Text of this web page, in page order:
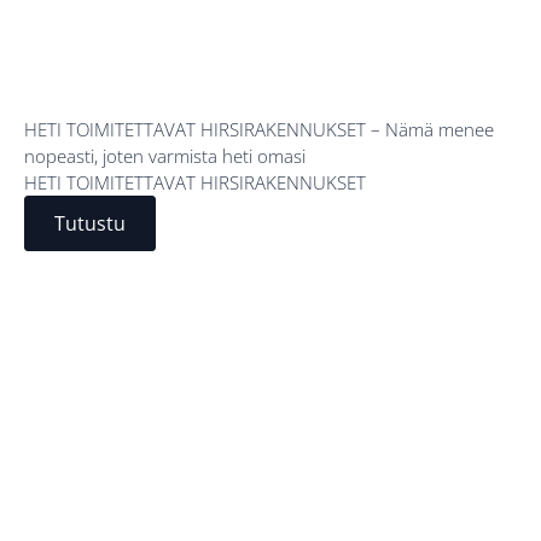
HETI TOIMITETTAVAT HIRSIRAKENNUKSET – Nämä menee
nopeasti, joten varmista heti omasi
HETI TOIMITETTAVAT HIRSIRAKENNUKSET
Tutustu